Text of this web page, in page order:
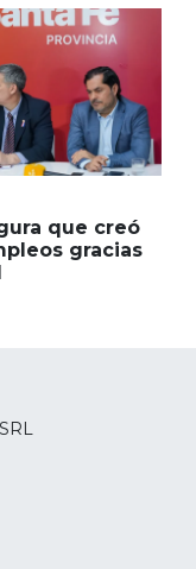
que creó
gracias